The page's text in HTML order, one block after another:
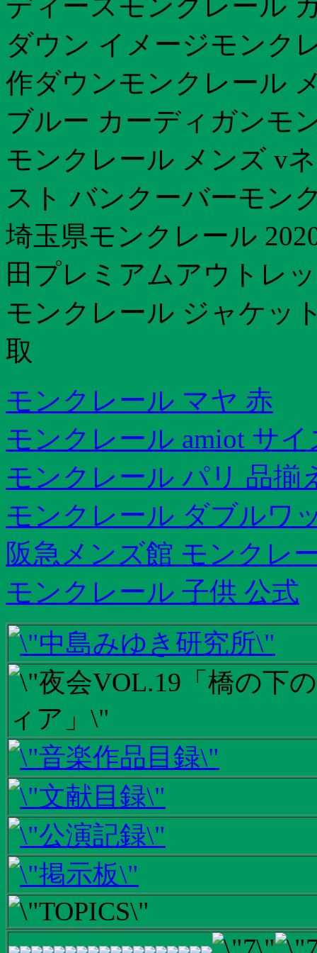
ダウン イメージモンク
作ダウンモンクレール
ブルー カーディガンモ
モンクレール メンズ v
スト バンクーバーモン
埼玉県モンクレール
田プレミアムアウトレ
モンクレール ジャケッ
取
モンクレール マヤ 赤
モンクレール amiot サイ
モンクレール パリ 品揃
モンクレール ダブルワ
阪急メンズ館 モンクレ
モンクレール 子供 公式